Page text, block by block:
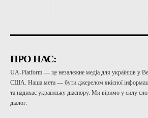
ПРО НАС:
UA-Platform — це незалежне медіа для українців у
США. Наша мета — бути джерелом якісної
та надихає українську діаспору. Ми віримо у силу
діалог.